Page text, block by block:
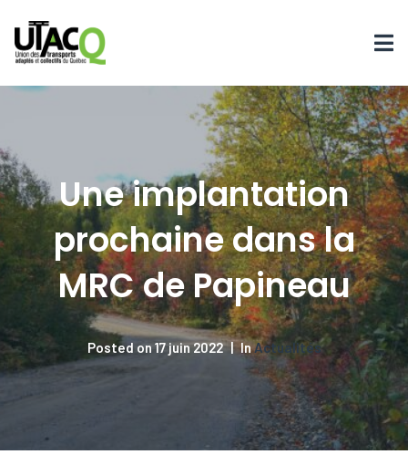
Une implantation
prochaine dans la
MRC de Papineau
Posted on17 juin 2022 InActualités